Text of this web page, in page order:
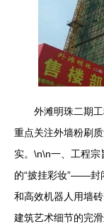
外滩明珠二期
重点关注外墙粉刷
实。\n\n一、工程
的“披挂彩妆”——封
和高效机器人用墙
建筑艺术细节的完